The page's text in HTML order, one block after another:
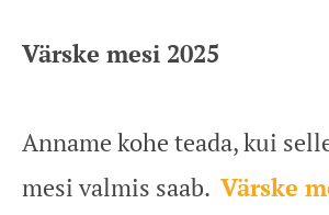
Värske mesi 2025
Anname kohe teada, kui
mesi valmis saab. Värske